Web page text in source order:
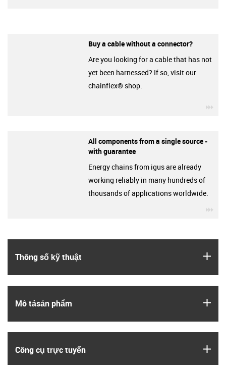
Thông số kỹ thuật
Mô tả­sản phẩm
Công cụ trực tuyến
Buy a cable without a connector?
Are you looking for a cable that has not
yet been harnessed? If so, visit our
chainflex® shop.
All components from a single source -
with guarantee
Energy chains from igus are already
working reliably in many hundreds of
thousands of applications worldwide.